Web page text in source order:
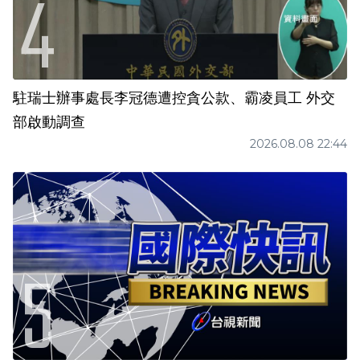
駐瑞士辦事處長李冠德遭控貪公款、霸凌員工 外交
部啟動調查
2026.08.08 22:44